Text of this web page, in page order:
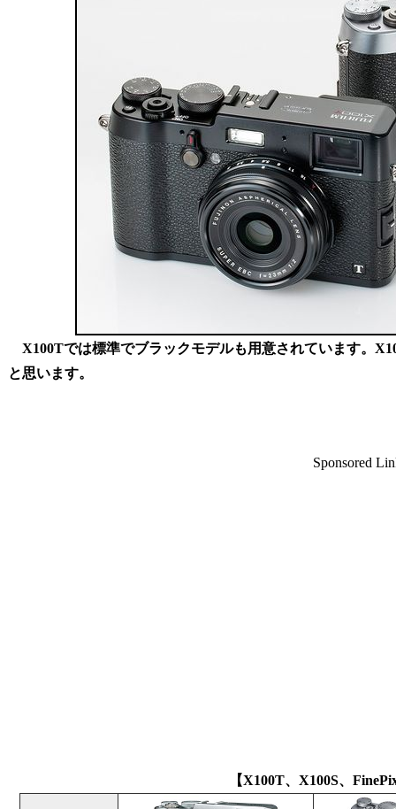
X100Tでは標準でブラックモデルも用意されています。
と思います。
Sponsored
【X100T、X100S、